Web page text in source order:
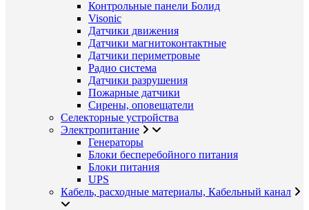
Контрольные панели Болид
Visonic
Датчики движения
Датчики магнитоконтактные
Датчики периметровые
Радио система
Датчики разрушения
Пожарные датчики
Сирены, оповещатели
Селекторные устройства
Электропитание
Генераторы
Блоки бесперебойного питания
Блоки питания
UPS
Кабель, расходные материалы, Кабельный канал